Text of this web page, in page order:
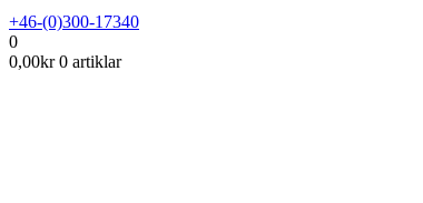
+46-(0)300-17340
0
0,00kr 0 artiklar